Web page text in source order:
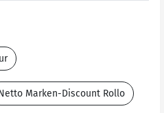
Marken-Discount Rollo